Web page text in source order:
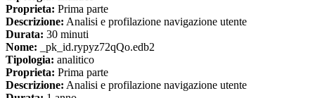
Proprieta: Prima parte
Descrizione: Analisi e profilazione navigazione utente
Durata: 30 minuti
Nome: _pk_id.rypyz72qQo.edb2
Tipologia: analitico
Proprieta: Prima parte
Descrizione: Analisi e profilazione navigazione utente